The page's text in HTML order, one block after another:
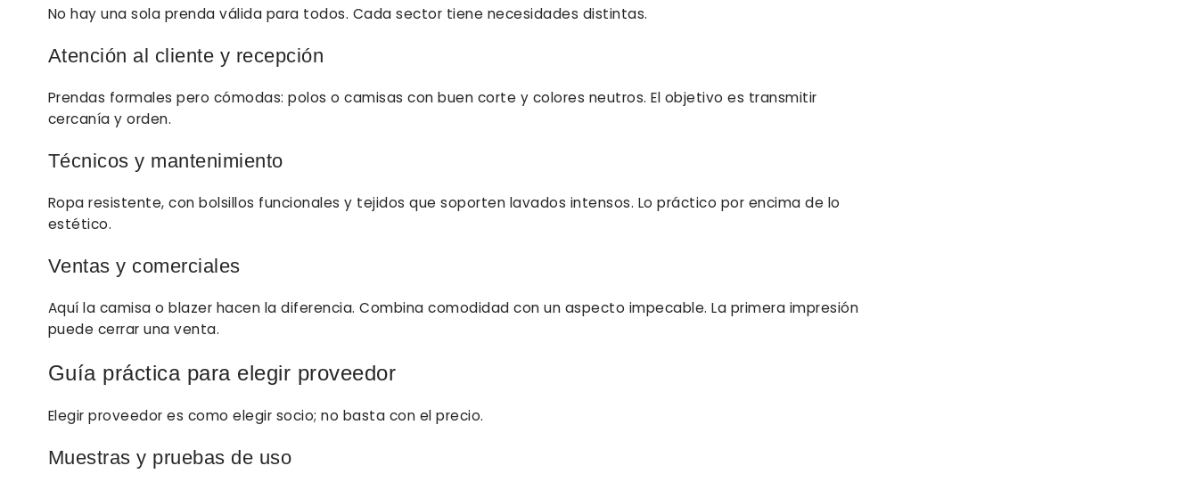
No hay una sola prenda válida para todos. Cada sector tiene necesidades distintas.
Atención al cliente y recepción
Prendas formales pero cómodas: polos o camisas con buen corte y colores neutros. El objetivo es transmitir
cercanía y orden.
Técnicos y mantenimiento
Ropa resistente, con bolsillos funcionales y tejidos que soporten lavados intensos. Lo práctico por encima de lo
estético.
Ventas y comerciales
Aquí la camisa o blazer hacen la diferencia. Combina comodidad con un aspecto impecable. La primera impresión
puede cerrar una venta.
Guía práctica para elegir proveedor
Elegir proveedor es como elegir socio; no basta con el precio.
Muestras y pruebas de uso